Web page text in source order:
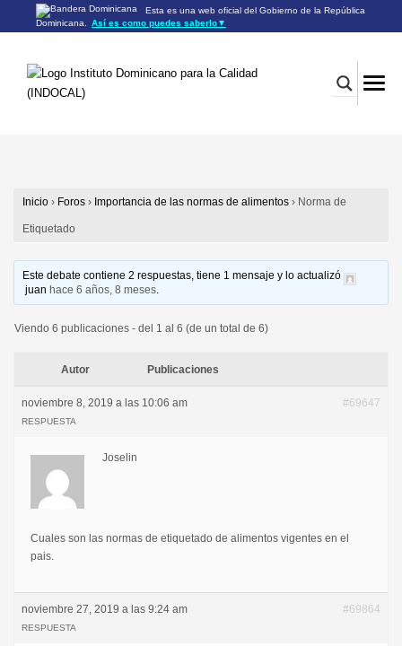
Esta es una web oficial del Gobierno de la República
Dominicana.
Así es como puedes saberlo▼
Los sitios web oficiales utilizan .gob.do o .gov.do
Los sitios web oficiales .gob.do o .gov.do seguros utilizan
HTTPS
Inicio › Foros › Importancia de las normas de alimentos › Norma de
Etiquetado
Este debate contiene 2 respuestas, tiene 1 mensaje y lo actualizó
juan hace 6 años, 8 meses.
Viendo 6 publicaciones - del 1 al 6 (de un total de 6)
Autor Publicaciones
noviembre 8, 2019 a las 10:06 am #69647
RESPUESTA
Joselin
Cuales son las normas de etiquetado de alimentos vigentes en el
pais.
noviembre 27, 2019 a las 9:24 am #69864
RESPUESTA